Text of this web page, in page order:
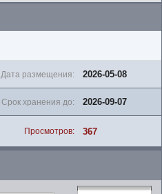
Дата размещения: 2026-05-08
Срок хранения до: 2026-09-07
Просмотров: 367